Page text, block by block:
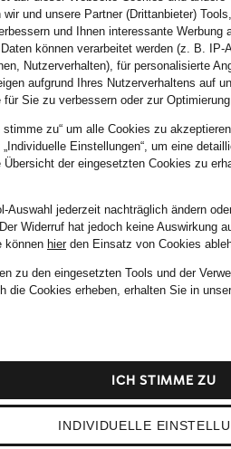
und unsere Partner (Drittanbieter)
und Ihnen interessante Werbung
können verarbeitet werden (z. B.
Nutzerverhalten), für personalisierte
aufgrund Ihres Nutzerverhaltens auf
Sie zu verbessern oder zur
stimme zu“ um alle Cookies zu
Einstellungen“, um eine
Übersicht der eingesetzten Cookies zu
Auswahl jederzeit nachträglich ändern
Widerruf hat jedoch keine Auswirkung
können hierden Einsatz von Cookies
zu den eingesetzten Tools und der
die Cookies erheben, erhalten Sie in
INDIVIDUELLE
ICH STIMME ZU